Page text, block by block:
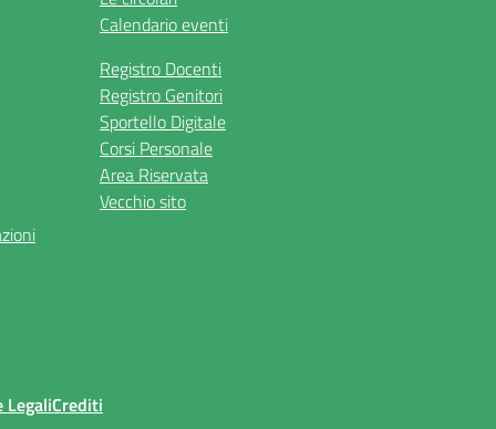
Calendario eventi
Registro Docenti
Registro Genitori
Sportello Digitale
Corsi Personale
Area Riservata
Vecchio sito
LegaliCrediti